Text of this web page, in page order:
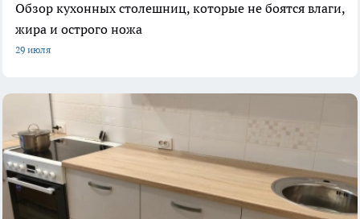
Обзор кухонных столешниц, которые не боятся влаги,
жира и острого ножа
29 июля